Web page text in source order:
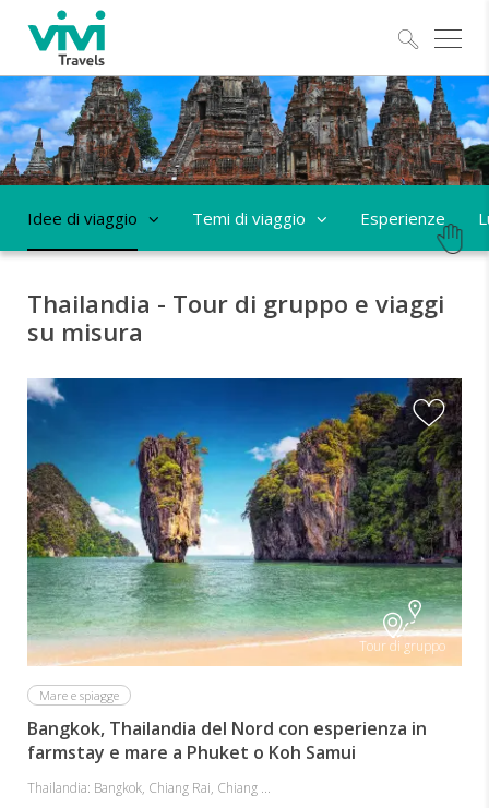
Idee di viaggio Temi di viaggio Esperienze
Thailandia - Tour di gruppo e viaggi
su misura
Tour di gruppo
Mare e spiagge
Bangkok, Thailandia del Nord con esperienza in
farmstay e mare a Phuket o Koh Samui
Thailandia: Bangkok, Chiang Rai, Chiang ...